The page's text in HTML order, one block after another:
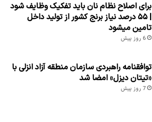
برای اصلاح نظام نان باید تفکیک وظایف شود
| ۵۵ درصد نیاز برنج کشور از تولید داخل
تامین میشود
6 روز پیش
توافقنامه راهبردی سازمان منطقه آزاد انزلی با
«تیتان دیزل» امضا شد
7 روز پیش